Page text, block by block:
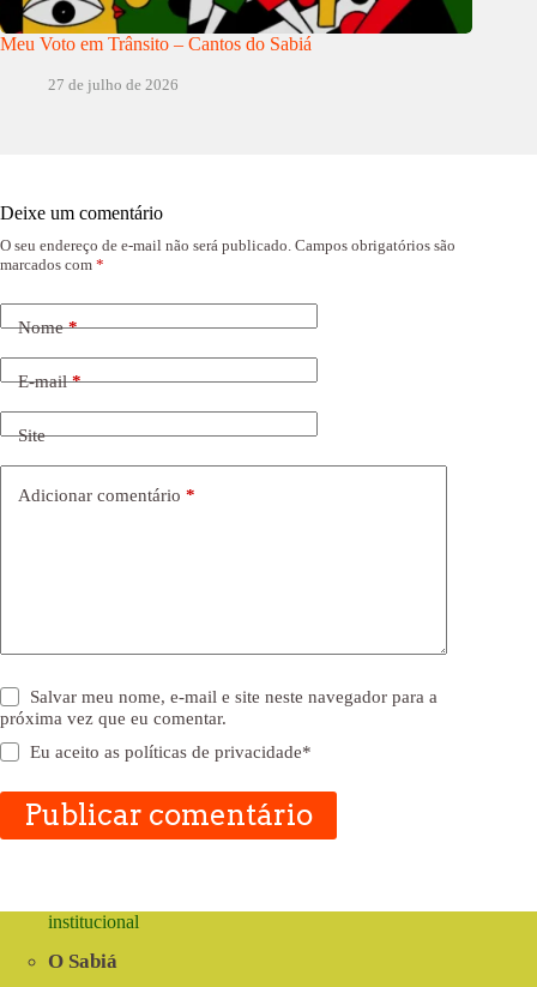
Meu Voto em Trânsito – Cantos do Sabiá
27 de julho de 2026
Deixe um comentário
O seu endereço de e-mail não será publicado. Campos obrigatórios são
marcados com *
Nome*
E-mail*
Site
Adicionar comentário *
Salvar meu nome, e-mail e site neste navegador para a
próxima vez que eu comentar.
Eu aceito aspolíticas de privacidade*
Publicar comentário
institucional
O Sabiá